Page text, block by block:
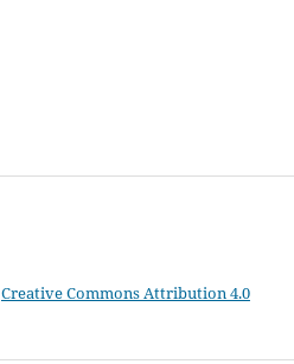
Creative Commons Attribution 4.0